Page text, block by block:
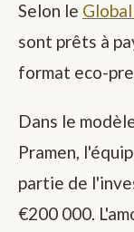
Selon le
sont prêts à
format eco-
Dans le
Pramen,
partie de
€200 000.